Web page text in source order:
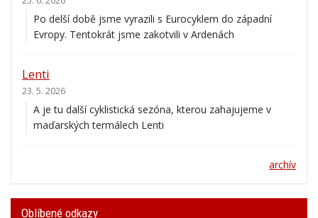
Po delší době jsme vyrazili s Eurocyklem do západní
Evropy. Tentokrát jsme zakotvili v Ardenách
Lenti
23. 5. 2026
A je tu další cyklistická sezóna, kterou zahajujeme v
maďarských termálech Lenti
archív
Oblíbené odkazy